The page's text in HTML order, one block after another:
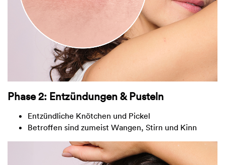
Phase 2: Entzündungen & Pusteln
Entzündliche Knötchen und Pickel
Betroffen sind zumeist Wangen, Stirn und Kinn